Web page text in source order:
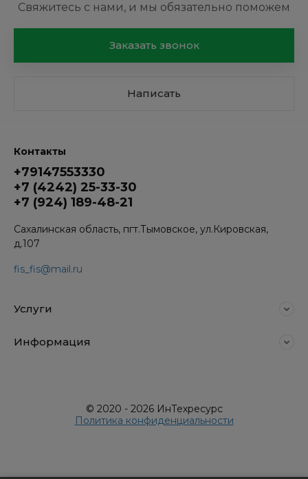
Свяжитесь с нами, и мы обязательно поможем
Заказать звонок
Написать
Контакты
+79147553330
+7 (4242) 25-33-30
+7 (924) 189-48-21
Сахалинская область, пгт.Тымовское, ул.Кировская,
д.107
fis_fis@mail.ru
Услуги
Информация
© 2020 - 2026 ИнТехресурс
Политика конфиденциальности